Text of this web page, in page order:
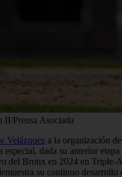
II/Prensa Asociada
Velázquez a la organización
especial, dada su anterior
del Bronx en 2024 en Triple-
su continuo desarrollo